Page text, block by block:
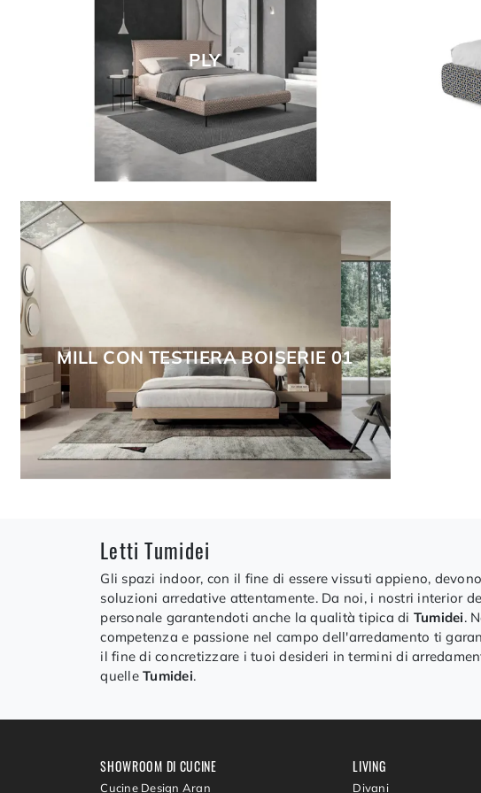
PLY
MILL CON TESTIERA BOISERIE 01
Letti Tumidei
Gli spazi indoor, con il fine di essere vissuti appieno,
soluzioni arredative attentamente. Da noi, i nostri interior
personale garantendoti anche la qualità tipica di Tumidei.
competenza e passione nel campo dell'arredamento ti
il fine di concretizzare i tuoi desideri in termini di
quelle Tumidei.
SHOWROOM DI CUCINE
Cucine Design Aran
LIVING
Divani